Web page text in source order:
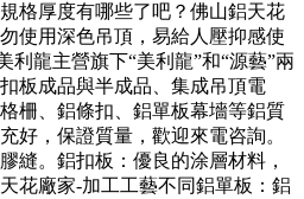
格厚度有哪些了吧？佛山鋁天花
使用深色吊頂，易給人壓抑感使
利龍主營旗下“美利龍”和“源藝”兩
板成品與半成品、集成吊頂電
柵、鋁條扣、鋁單板幕墻等鋁質
好，保證質量，歡迎來電咨詢。
縫。鋁扣板：優良的涂層材料，
花廠家-加工工藝不同鋁單板：鋁